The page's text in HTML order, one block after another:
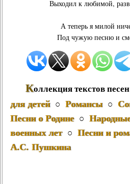
Выходил к любимой,
А теперь я милой
Под чужую песню и
Коллекция текстов
для детей○ Романсы○
Песни о Родине○
военных лет○ Песни и
А.С. Пушкина